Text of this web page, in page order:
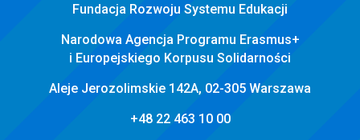
Fundacja Rozwoju Systemu Edukacji
Narodowa Agencja Programu Erasmus+
i Europejskiego Korpusu Solidarności
Aleje Jerozolimskie 142A, 02-305 Warszawa
+48 22 463 10 00